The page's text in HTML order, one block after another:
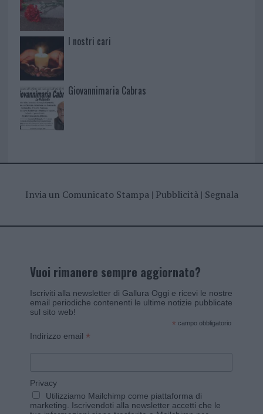
I nostri cari
Giovannimaria Cabras
Invia un Comunicato Stampa| Pubblicità| Segnala
Vuoi rimanere sempre aggiornato?
Iscriviti alla newsletter di Gallura Oggi e ricevi le nostre
email periodiche contenenti le ultime notizie pubblicate
sul sito web!
* campo obbligatorio
Indirizzo email *
Privacy
Utilizziamo Mailchimp come piattaforma di
marketing. Iscrivendoti alla newsletter accetti che le